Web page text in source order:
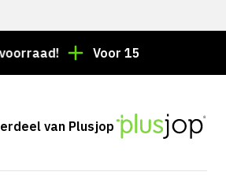
Voor 15:00 besteld =
van Plusjop